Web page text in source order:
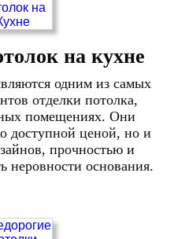
на кухне
одним из самых
отделки потолка,
помещениях. Они
доступной ценой, но и
прочностью и
неровности основания.